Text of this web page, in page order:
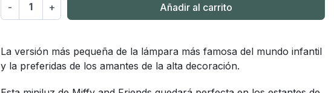
- + Añadir al carrito
La versión más pequeña de la lámpara más famosa del mundo infantil
y la preferidas de los amantes de la alta decoración.